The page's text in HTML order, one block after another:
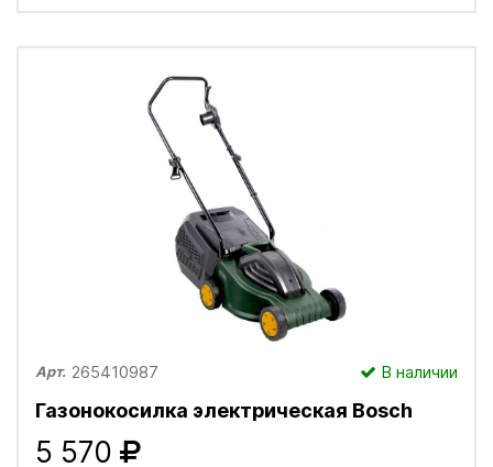
Арт. 265410987 В наличии
Газонокосилка электрическая Bosch
5 570